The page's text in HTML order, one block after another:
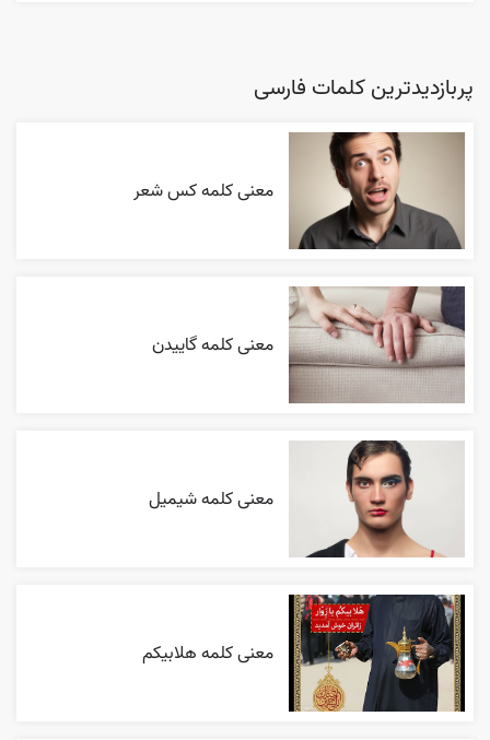
پربازدیدترین کلمات فارسی
معنی کلمه کس شعر
معنی کلمه گاییدن
معنی کلمه شیمیل
معنی کلمه هلابیکم